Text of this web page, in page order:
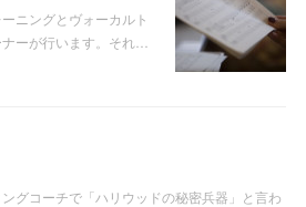
ニングとヴォーカルト
ーが行います。それ…
グコーチで「ハリウッドの秘密兵器」と言わ